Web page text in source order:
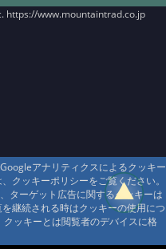
https://www.mountaintrad.co.jp
アナリティクスによるクッキー
クッキーポリシーをご覧ください。
ターゲット広告に関するクッキーは
継続される時はクッキーの使用につ
ッキーとは閲覧者のデバイスに格